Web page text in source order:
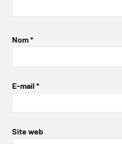
Nom*
E-mail *
Site web